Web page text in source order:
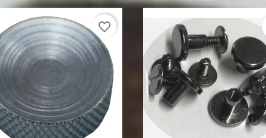
favorite_border